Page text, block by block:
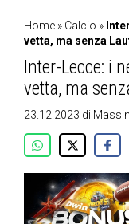
Home » Calcio »
vetta, ma senza
Inter-Lecce: i
vetta, ma
23.12.2023 di